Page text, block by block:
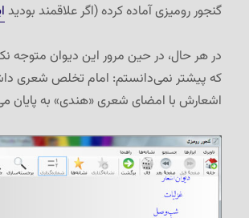
گنجور رومیزی آماده کرده (اگر علاقمند بودید
در هر حال، در حین مرور این دیوان متوجه
که پیشتر نمی‌دانستم: امام تخلص شعری
اشعارش با امضای شعری «هندی» به پایان